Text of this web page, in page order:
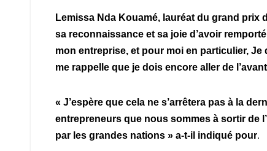
Lemissa Nda Kouamé, lauréat du grand prix
sa reconnaissance et sa joie d’avoir
mon entreprise, et pour moi en particulier,
me rappelle que je dois encore aller de
« J’espère que cela ne s’arrêtera pas à la
entrepreneurs que nous sommes à sortir de
par les grandes nations » a-t-il indiqué pour.